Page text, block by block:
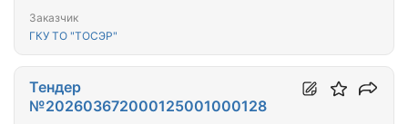
Заказчик
ГКУ ТО "ТОСЭР"
Тендер
№202603672000125001000128